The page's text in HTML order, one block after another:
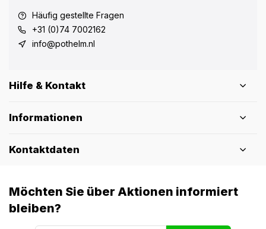
Häufig gestellte Fragen
+31 (0)74 7002162
info@pothelm.nl
Hilfe & Kontakt
Informationen
Kontaktdaten
Möchten Sie über Aktionen informiert
bleiben?